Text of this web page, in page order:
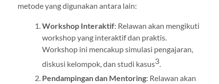
metode yang digunakan antara lain:
Workshop Interaktif: Relawan akan mengikuti
workshop yang interaktif dan praktis.
Workshop ini mencakup simulasi pengajaran,
diskusi kelompok, dan studi kasus3.
Pendampingan dan Mentoring: Relawan akan